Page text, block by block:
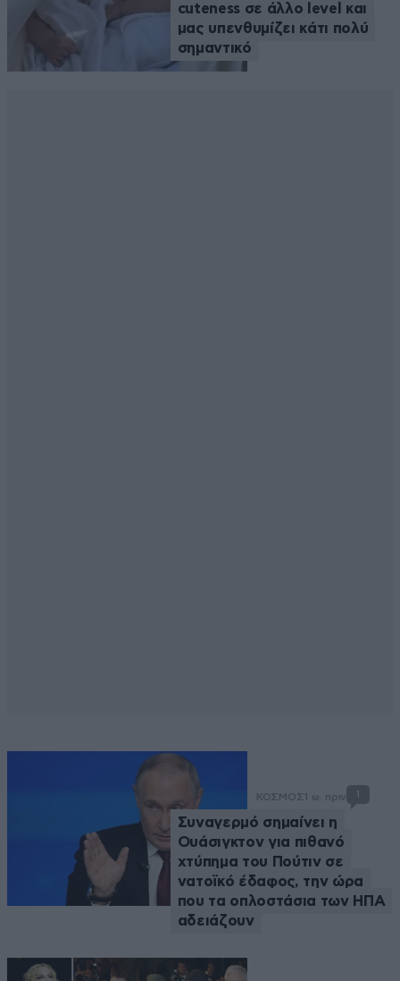
cuteness σε άλλο level και
μας υπενθυμίζει κάτι πολύ
σημαντικό
ΚΟΣΜΟΣ 1 ω. πριν 1
Συναγερμό σημαίνει η
Ουάσιγκτον για πιθανό
χτύπημα του Πούτιν σε
νατοϊκό έδαφος, την ώρα
που τα οπλοστάσια των ΗΠΑ
αδειάζουν